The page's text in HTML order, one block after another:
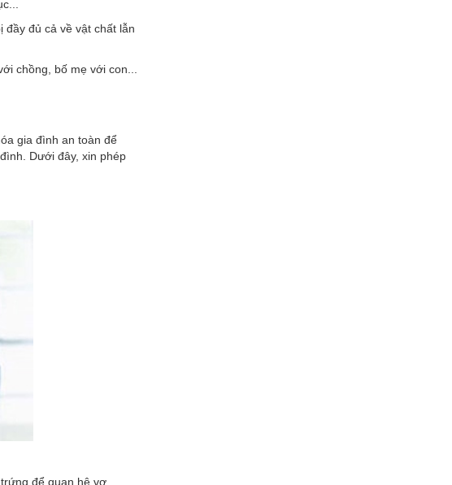
đủ cả về vật chất lẫn
chồng, bố mẹ với con...
gia đình an toàn để
Dưới đây, xin phép
để quan hệ vợ